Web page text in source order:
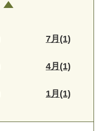
7月(1)
4月(1)
1月(1)